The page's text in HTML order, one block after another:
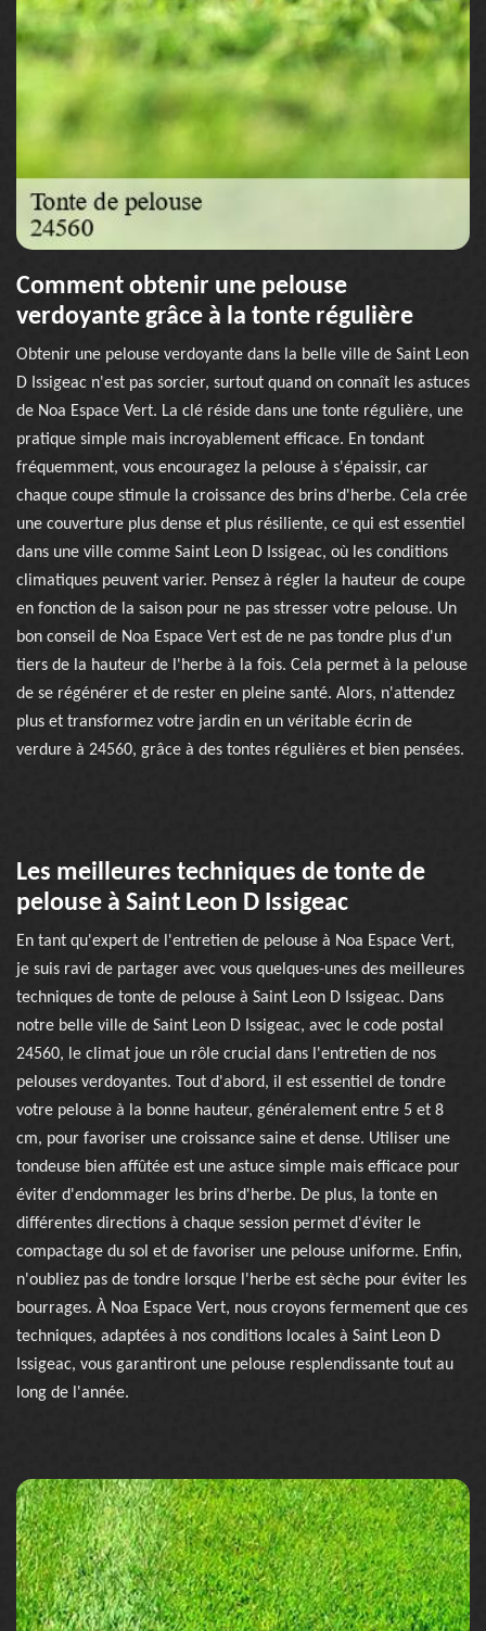
Comment obtenir une pelouse
verdoyante grâce à la tonte régulière
Obtenir une pelouse verdoyante dans la belle ville de Saint Leon
D Issigeac n'est pas sorcier, surtout quand on connaît les astuces
de Noa Espace Vert. La clé réside dans une tonte régulière, une
pratique simple mais incroyablement efficace. En tondant
fréquemment, vous encouragez la pelouse à s'épaissir, car
chaque coupe stimule la croissance des brins d'herbe. Cela crée
une couverture plus dense et plus résiliente, ce qui est essentiel
dans une ville comme Saint Leon D Issigeac, où les conditions
climatiques peuvent varier. Pensez à régler la hauteur de coupe
en fonction de la saison pour ne pas stresser votre pelouse. Un
bon conseil de Noa Espace Vert est de ne pas tondre plus d'un
tiers de la hauteur de l'herbe à la fois. Cela permet à la pelouse
de se régénérer et de rester en pleine santé. Alors, n'attendez
plus et transformez votre jardin en un véritable écrin de
verdure à 24560, grâce à des tontes régulières et bien pensées.
Les meilleures techniques de tonte de
pelouse à Saint Leon D Issigeac
En tant qu'expert de l'entretien de pelouse à Noa Espace Vert,
je suis ravi de partager avec vous quelques-unes des meilleures
techniques de tonte de pelouse à Saint Leon D Issigeac. Dans
notre belle ville de Saint Leon D Issigeac, avec le code postal
24560, le climat joue un rôle crucial dans l'entretien de nos
pelouses verdoyantes. Tout d'abord, il est essentiel de tondre
votre pelouse à la bonne hauteur, généralement entre 5 et 8
cm, pour favoriser une croissance saine et dense. Utiliser une
tondeuse bien affûtée est une astuce simple mais efficace pour
éviter d'endommager les brins d'herbe. De plus, la tonte en
différentes directions à chaque session permet d'éviter le
compactage du sol et de favoriser une pelouse uniforme. Enfin,
n'oubliez pas de tondre lorsque l'herbe est sèche pour éviter les
bourrages. À Noa Espace Vert, nous croyons fermement que ces
techniques, adaptées à nos conditions locales à Saint Leon D
Issigeac, vous garantiront une pelouse resplendissante tout au
long de l'année.